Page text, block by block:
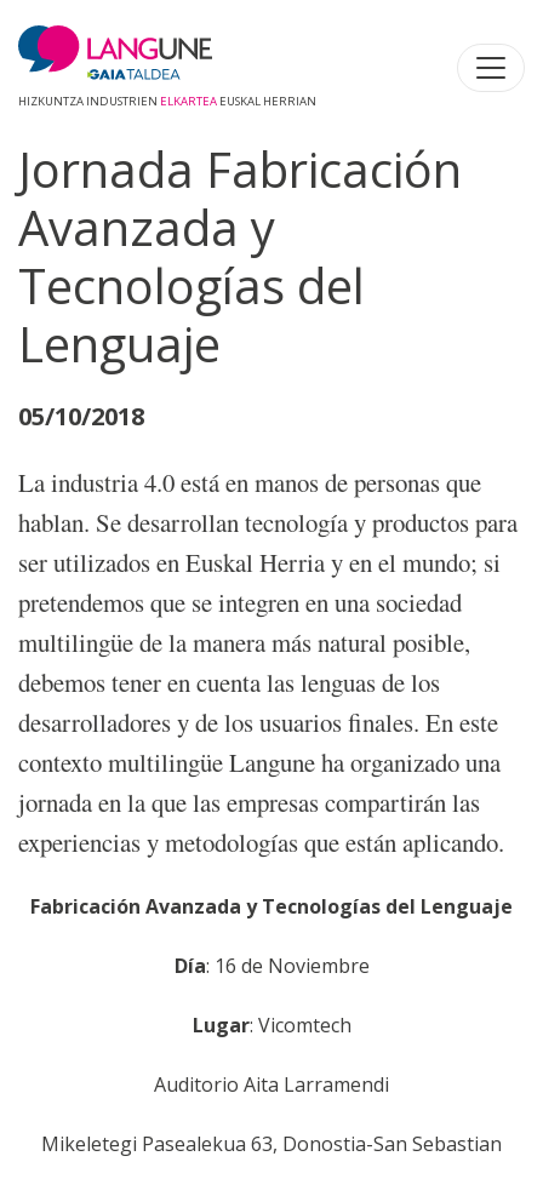
HIZKUNTZA INDUSTRIEN ELKARTEA EUSKAL HERRIAN
Jornada Fabricación
Avanzada y
Tecnologías del
Lenguaje
05/10/2018
La industria 4.0 está en manos de personas que
hablan. Se desarrollan tecnología y productos para
ser utilizados en Euskal Herria y en el mundo; si
pretendemos que se integren en una sociedad
multilingüe de la manera más natural posible,
debemos tener en cuenta las lenguas de los
desarrolladores y de los usuarios finales. En este
contexto multilingüe Langune ha organizado una
jornada en la que las empresas compartirán las
experiencias y metodologías que están aplicando.
Fabricación Avanzada y Tecnologías del Lenguaje
Día: 16 de Noviembre
Lugar: Vicomtech
Auditorio Aita Larramendi
Mikeletegi Pasealekua 63, Donostia-San Sebastian